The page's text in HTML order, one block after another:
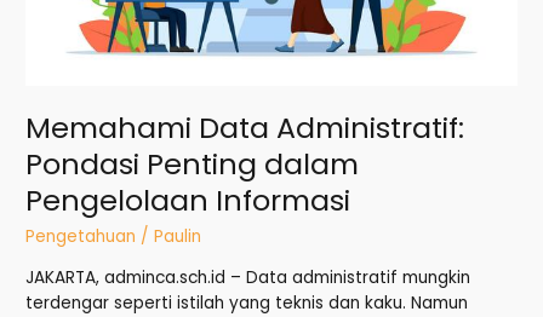
Memahami Data Administratif:
Pondasi Penting dalam
Pengelolaan Informasi
Pengetahuan /Paulin
JAKARTA, adminca.sch.id – Data administratif mungkin
terdengar seperti istilah yang teknis dan kaku. Namun